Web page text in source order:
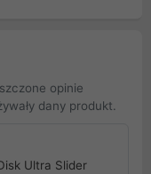
opinie
dany produkt.
Ultra Slider